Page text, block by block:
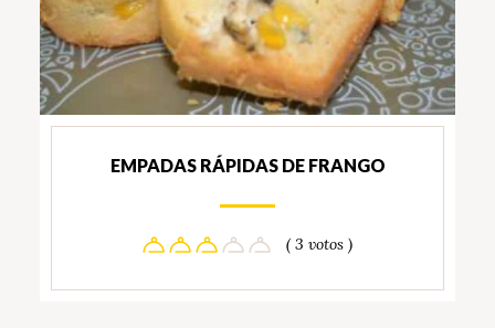
EMPADAS RÁPIDAS DE FRANGO
( 3 votos )